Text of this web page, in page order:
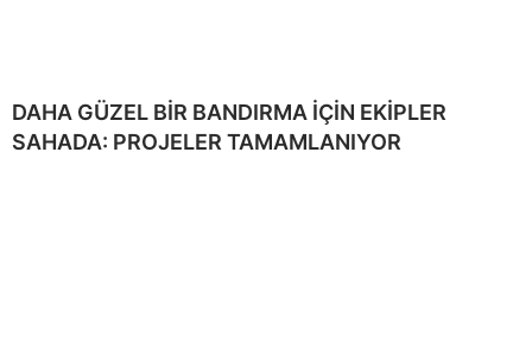
DAHA GÜZEL BİR BANDIRMA İÇİN EKİPLER
SAHADA: PROJELER TAMAMLANIYOR